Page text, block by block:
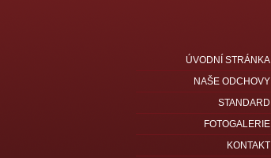
ÚVODNÍ STRÁNKA
NAŠE ODCHOVY
STANDARD
FOTOGALERIE
KONTAKT